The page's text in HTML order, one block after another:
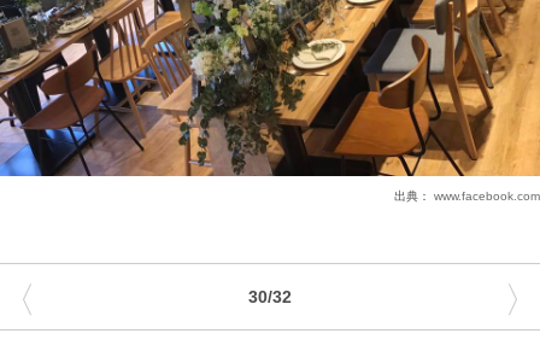
出典： www.facebook.com
30/32
〈 〉